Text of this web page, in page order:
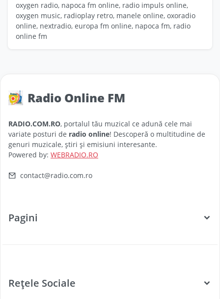
oxygen radio, napoca fm online, radio impuls online,
oxygen music, radioplay retro, manele online, oxoradio
online, nextradio, europa fm online, napoca fm, radio
online fm
Radio Online FM
RADIO.COM.RO, portalul tău muzical ce adună cele mai
variate posturi de radio online! Descoperă o multitudine de
genuri muzicale, știri și emisiuni interesante.
Powered by: WEBRADIO.RO
contact@radio.com.ro
Pagini
Țări
Rețele Sociale